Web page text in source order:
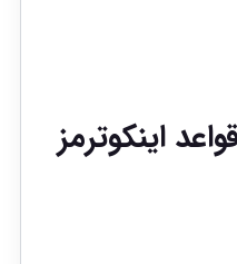
اینکوترمز